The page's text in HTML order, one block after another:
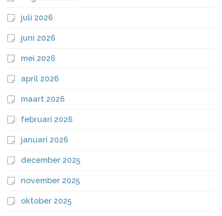
juli 2026
juni 2026
mei 2026
april 2026
maart 2026
februari 2026
januari 2026
december 2025
november 2025
oktober 2025